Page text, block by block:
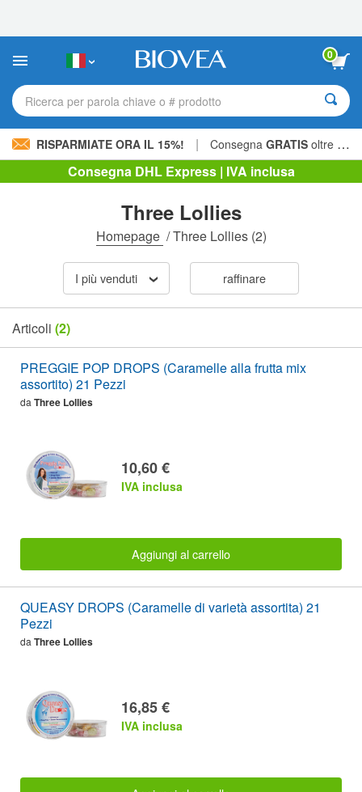
sito
include
sistema
0
Ricerca per parola chiave o # prodotto
RISPARMIATE ORA IL 15%! | Consegna GRATIS oltre 60,00 € »
Consegna DHL Express | IVA inclusa
Three Lollies
Homepage /Three Lollies(2)
I più venduti raffinare
Articoli (2)
PREGGIE POP DROPS (Caramelle alla frutta mix
assortito) 21 Pezzi
daThree Lollies
10,60 €
IVA inclusa
Aggiungi al carrello
QUEASY DROPS (Caramelle di varietà assortita) 21
Pezzi
da Three Lollies
16,85 €
IVA inclusa